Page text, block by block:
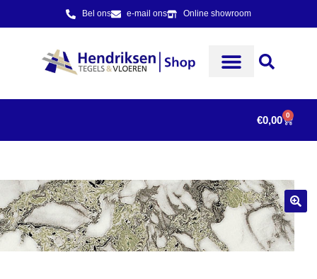
Bel ons e-mail ons Online showroom
€0,00 0